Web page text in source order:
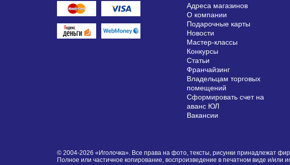
Адреса магазинов
О компании
Подарочные карты
Новости
Мастер-классы
Конкурсы
Статьи
Франчайзинг
Владельцам торговых
помещений
Сформировать счет на
аванс ЮЛ
Вакансии
© 2004-2026 «Иголочка». Все права на фото, тексты, рисунки принадлежат
Полное или частичное копирование, воспроизведение в печатном виде и/